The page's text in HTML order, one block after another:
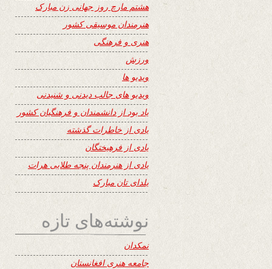
هشتم مارچ روز جهانی زن مبارک
هنرمندان موسیقی کشور
هنری و فرهنگی
ورزش
ویدیو ها
ویدیو های جالب دیدنی و شنیدنی
یاد بود از دانشمندان و فرهنگیان کشور
یادی از خاطرات گذشته
یادی از فرهیختگان
یادی از هنرمندان پنجه طلایی هرات
یلدای تان مبارک
نوشته‌های تازه
نمکدان
جامعه هنری افغانستان